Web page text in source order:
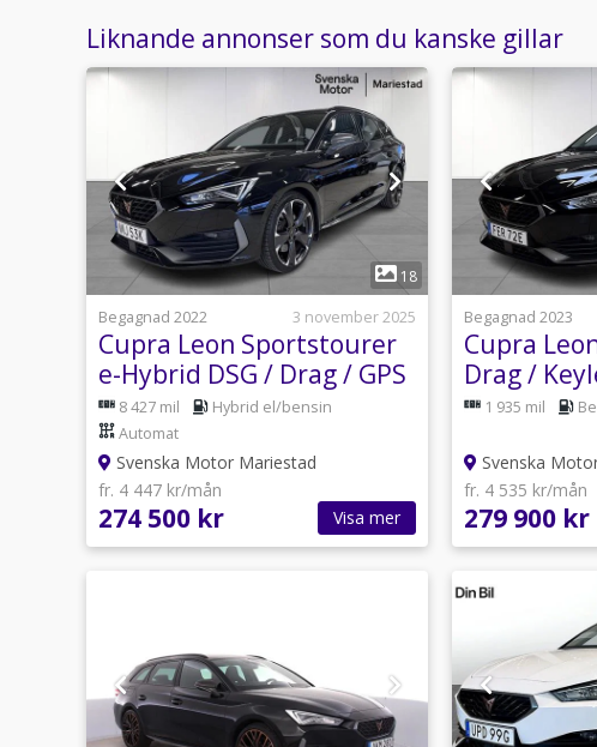
Liknande annonser som du kanske gillar
1
18
Begagnad 2022
3 november 2025
Cupra Leon Sportstourer
e-Hybrid DSG / Drag / GPS
/ Backkamera / Adaptiv fa
8 427 mil
Hybrid el/bensin
Automat
Svenska Motor Mariestad
fr. 4 447 kr/mån
274 500 kr Visa mer
Begagnad 2023
Cupra
Drag /
Rattvärme
1 935 mil
Svenska
fr. 4 535 kr/mån
279 900 kr